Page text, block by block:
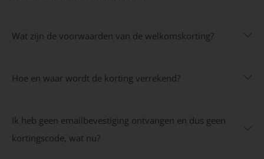
Wat zijn de voorwaarden van de welkomskorting?
Hoe en waar wordt de korting verrekend?
Ik heb geen emailbevestiging ontvangen en dus geen
kortingscode, wat nu?